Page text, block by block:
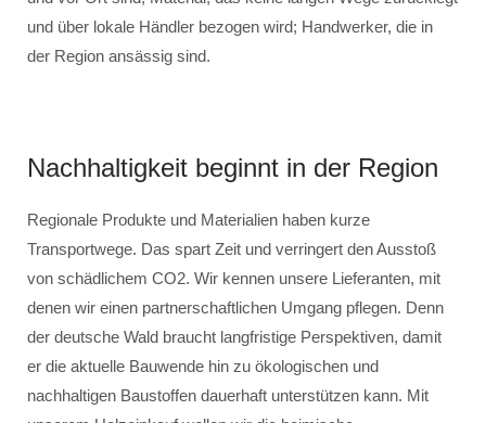
und über lokale Händler bezogen wird; Handwerker, die in
der Region ansässig sind.
Nachhaltigkeit beginnt in der Region
Regionale Produkte und Materialien haben kurze
Transportwege. Das spart Zeit und verringert den Ausstoß
von schädlichem CO2. Wir kennen unsere Lieferanten, mit
denen wir einen partnerschaftlichen Umgang pflegen. Denn
der deutsche Wald braucht langfristige Perspektiven, damit
er die aktuelle Bauwende hin zu ökologischen und
nachhaltigen Baustoffen dauerhaft unterstützen kann. Mit